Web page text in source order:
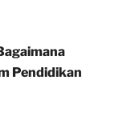
Pendidikan